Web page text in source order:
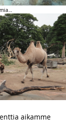
aikamme